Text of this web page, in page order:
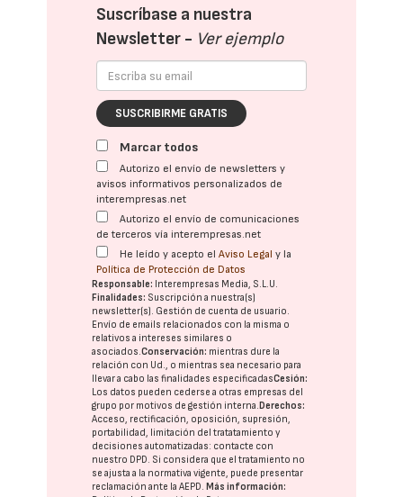
Suscríbase a nuestra
Newsletter - Ver ejemplo
SUSCRIBIRME GRATIS
Marcar todos
Autorizo el envío de newsletters y
avisos informativos personalizados de
interempresas.net
Autorizo el envío de comunicaciones
de terceros vía interempresas.net
He leído y acepto elAviso Legal y la
Política de Protección de Datos
Responsable: Interempresas Media, S.L.U.
Finalidades: Suscripción a nuestra(s)
newsletter(s). Gestión de cuenta de usuario.
Envío de emails relacionados con la misma o
relativos a intereses similares o
asociados.Conservación: mientras dure la
relación con Ud., o mientras sea necesario para
llevar a cabo las finalidades especificadasCesión:
Los datos pueden cederse a otras empresas del
grupo por motivos de gestión interna. Derechos:
Acceso, rectificación, oposición, supresión,
portabilidad, limitación del tratatamiento y
decisiones automatizadas: contacte con
nuestro DPD. Si considera que el tratamiento no
se ajusta a la normativa vigente, puede presentar
reclamación ante laAEPD. Más información: